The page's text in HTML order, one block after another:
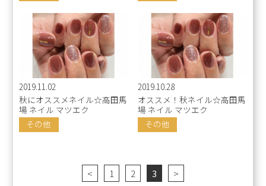
2019.11.02
秋にオススメネイル☆高田馬
場 ネイル マツエク
その他
2019.10.28
オススメ！秋ネイル☆高田馬
場 ネイル マツエク
その他
< 1 2 3 >